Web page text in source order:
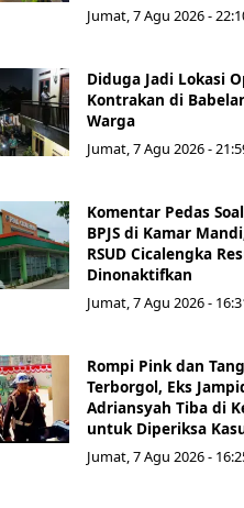
Jumat, 7 Agu 2026 -
Diduga Jadi Lokasi
Kontrakan di
Warga
Jumat, 7 Agu 2026 -
Komentar Pedas
BPJS di Kamar
RSUD Cicalengka
Dinonaktifkan
Jumat, 7 Agu 2026 -
Rompi Pink dan
Terborgol, Eks
Adriansyah Tiba di
untuk Diperiksa
Jumat, 7 Agu 2026 -